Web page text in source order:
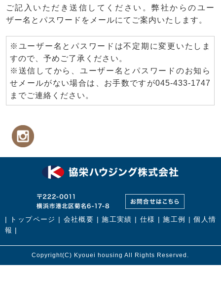
ご記入いただき送信してください。弊社からのユー
ザー名とパスワードをメールにてご案内いたします。
※ユーザー名とパスワードは不定期に変更いたしま
すので、予めご了承ください。
※送信してから、ユーザー名とパスワードのお知ら
せメールがない場合は、お手数ですが045-433-1747
までご連絡ください。
| トップページ | 会社概要 |施工実績 | 仕様 |施工例 |個人情
報 |
Copyright(C) Kyouei housing All Rights Reserved.